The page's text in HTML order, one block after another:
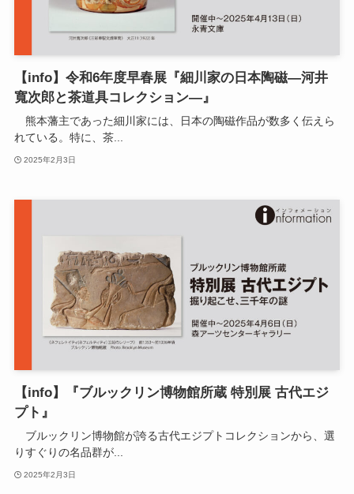
【info】令和6年度早春展『細川家の日本陶磁―河井
寬次郎と茶道具コレクション―』
熊本藩主であった細川家には、日本の陶磁作品が数多く伝えら
れている。特に、茶...
2025年2月3日
【info】『ブルックリン博物館所蔵 特別展 古代エジ
プト』
ブルックリン博物館が誇る古代エジプトコレクションから、選
りすぐりの名品群が...
2025年2月3日